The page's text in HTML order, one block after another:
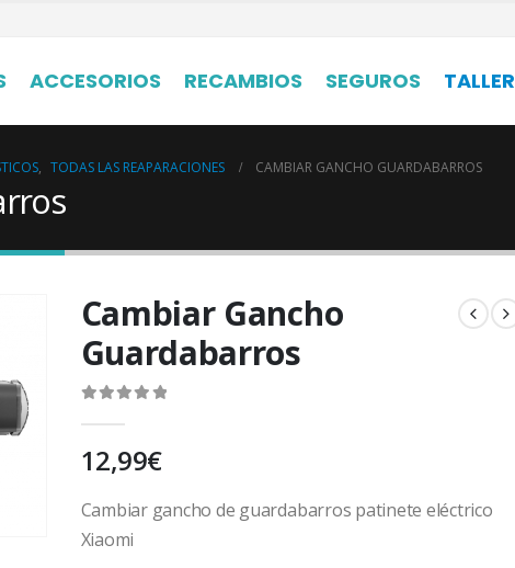
ACCESORIOS RECAMBIOS SEGUROS TALLER
, TODAS LAS REAPARACIONES CAMBIAR GANCHO GUARDABARROS
Cambiar Gancho
Guardabarros
12,99€
Cambiar gancho de guardabarros patinete eléctrico
Xiaomi